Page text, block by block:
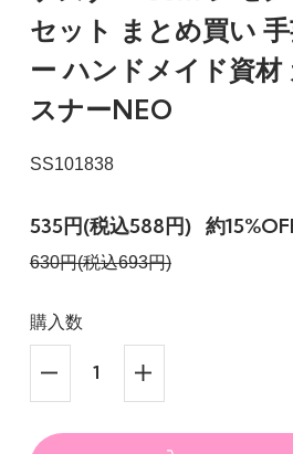
セット まとめ買い
ー ハンドメイド資材
スナーNEO
SS101838
535円(税込588円) 約
630円(税込693円)
購入数